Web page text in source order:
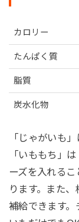
カロリー
たんぱく質
脂質
炭水化物
「じゃがいも
「いももち」
ーズを入れる
ります。また
補給できます